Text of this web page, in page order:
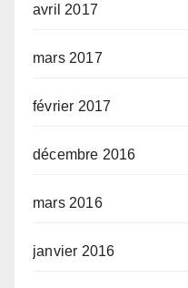
avril 2017
mars 2017
février 2017
décembre 2016
mars 2016
janvier 2016